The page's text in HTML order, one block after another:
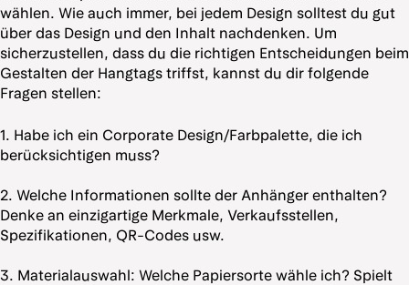
wählen. Wie auch immer, bei jedem Design solltest du gut
über das Design und den Inhalt nachdenken. Um
sicherzustellen, dass du die richtigen Entscheidungen beim
Gestalten der Hangtags triffst, kannst du dir folgende
Fragen stellen:
1. Habe ich ein Corporate Design/Farbpalette, die ich
berücksichtigen muss?
2. Welche Informationen sollte der Anhänger enthalten?
Denke an einzigartige Merkmale, Verkaufsstellen,
Spezifikationen, QR-Codes usw.
3. Materialauswahl: Welche Papiersorte wähle ich? Spielt